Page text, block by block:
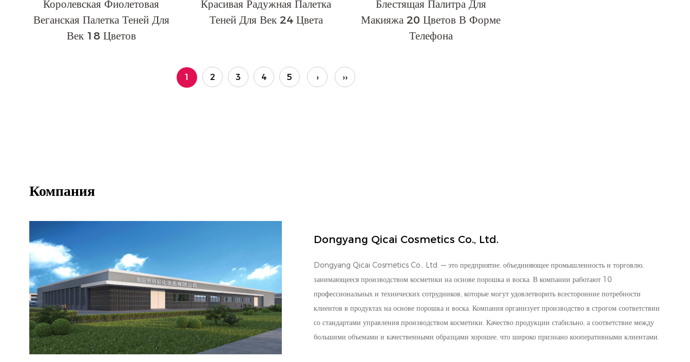
Королевская Фиолетовая
Веганская Палетка Теней Для
Век 18 Цветов
Красивая Радужная Палетка
Теней Для Век 24 Цвета
Блестящая Палитра Для
Макияжа 20 Цветов В Форме
Телефона
1 2 3 4 5 › ››
Компания
Dongyang Qicai Cosmetics Co., Ltd.
Dongyang Qicai Cosmetics Co., Ltd. — это предприятие, объединяющее промышленность и торговлю,
занимающееся производством косметики на основе порошка и воска. В компании работают 10
профессиональных и технических сотрудников, которые могут удовлетворить всесторонние потребности
клиентов в продуктах на основе порошка и воска. Компания организует производство в строгом соответствии
со стандартами управления производством косметики. Качество продукции стабильно, а соответствие между
большими объемами и качественными образцами хорошее, что широко признано кооперативными клиентами.